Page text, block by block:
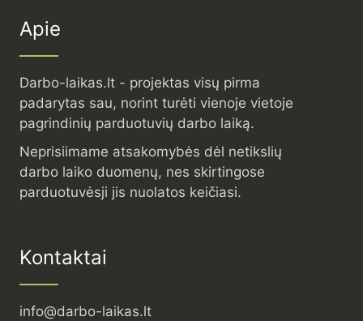
Apie
Darbo-laikas.lt - projektas visų pirma
padarytas sau, norint turėti vienoje vietoje
pagrindinių parduotuvių darbo laiką.
Neprisiimame atsakomybės dėl netikslių
darbo laiko duomenų, nes skirtingose
parduotuvėsji jis nuolatos keičiasi.
Kontaktai
info@darbo-laikas.lt